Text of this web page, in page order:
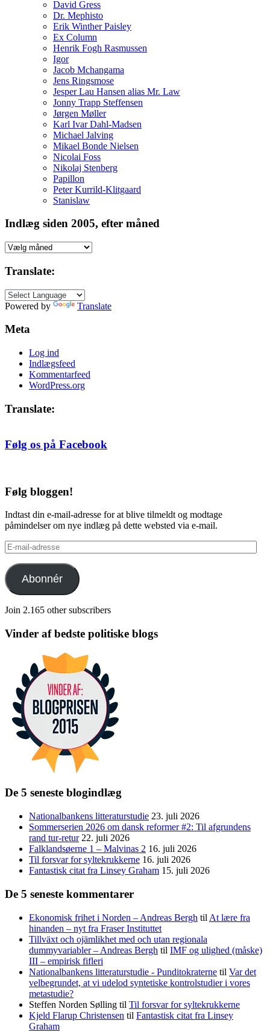
David Gress
Dr. Mephisto
Erik Winther Paisley
Ex Column
Henrik Fogh Rasmussen
Igor
Jacob Mchangama
Jens Ringsmose
Jesper Lau Hansen alias Mr. Law
Jonny Trapp Steffensen
Jørgen Møller
Karl Ivar Dahl-Madsen
Michael Jalving
Mikael Bonde Nielsen
Nicolai Foss
Nikolaj Stenberg
Papillon
Peter Kurrild-Klitgaard
Stanislaw
Indlæg siden 2005, efter måned
Indlæg
2005,
måned
Translate:
Powered by Translate
Meta
Log ind
Indlægsfeed
Kommentarfeed
WordPress.org
Translate:
Følg os på Facebook
Følg bloggen!
Indtast din e-mail-adresse for at blive tilmeldt og modtage
påmindelser om nye indlæg på dette websted via e-mail.
E-
mail-
adresse
Abonnér
Join 2.165 other subscribers
Vinder af bedste politiske blogs
De 5 seneste blogindlæg
Nationalbankens litteraturstudie 23. juli 2026
Sommerserien 2026 om dansk reformer #2: Til afgrundens
rand tur-retur 22. juli 2026
Falklandsøerne 1 – Malvinas 2 16. juli 2026
Til forsvar for syltekrukkerne 16. juli 2026
Fantastisk citat fra Linsey Graham 15. juli 2026
De 5 seneste kommentarer
Ekonomisk frihet i Norden – Andreas Bergh til At lære fra
hinanden – nyt fra Fraser Instituttet
Tillväxt och ojämlikhet med och utan regionala
dummyvariabler – Andreas Bergh til IMF og ulighed (måske)
III – empirisk fifleri
Nationalbankens litteraturstudie - Punditokraterne til Var det
velbegrundet, at vi udelod syntetiske kontrolstudier i vores
metastudie?
Steffen Norden Sølling til Til forsvar for syltekrukkerne
Kjeld Flarup Christensen til Fantastisk citat fra Linsey
Graham